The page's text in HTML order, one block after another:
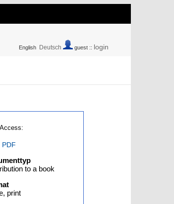
English Deutsch guest :: login
PDF
to a book
print